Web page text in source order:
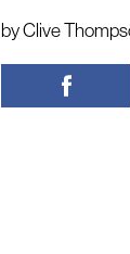
byClive